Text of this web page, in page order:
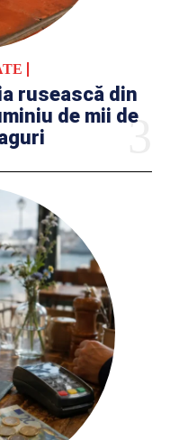
rusească din
de mii de